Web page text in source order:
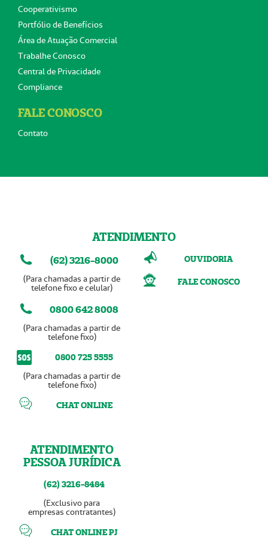
Cooperativismo
Portfólio de Benefícios
Área de Atuação Comercial
Trabalhe Conosco
Central de Privacidade
Compliance
FALE CONOSCO
Contato
ATENDIMENTO
(62) 3216-8000
(Para chamadas a partir de
telefone fixo e celular)
0800 642 8008
(Para chamadas a partir de
telefone fixo)
0800 725 5555
(Para chamadas a partir de
telefone fixo)
CHAT ONLINE
ATENDIMENTO
PESSOA JURÍDICA
(62) 3216-8484
(Exclusivo para
empresas contratantes)
CHAT ONLINE PJ
OUVIDORIA
FALE CONOSCO